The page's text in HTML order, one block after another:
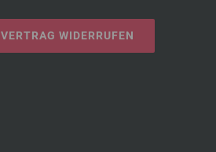
VERTRAG WIDERRUFEN